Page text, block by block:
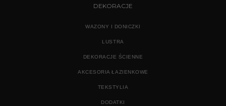
DEKORACJE
WAZONY I DONICZKI
LUSTRA
DEKORACJE ŚCIENNE
AKCESORIA ŁAZIENKOWE
TEKSTYLIA
DODATKI